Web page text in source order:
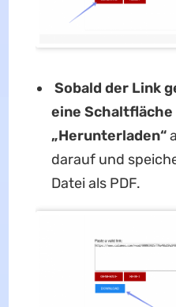
Sobald der Link
eine Schaltfläche
„Herunterladen“
darauf und
Datei als PDF.